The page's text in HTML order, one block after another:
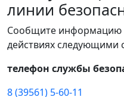
линии
Сообщите информацию
действиях следующими
телефон службы
8 (39561) 5-60-11